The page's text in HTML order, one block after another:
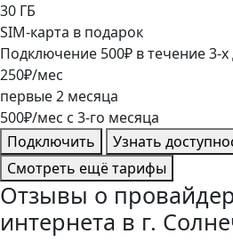
30 ГБ
SIM-карта в подарок
Подключение 500₽ в течение3-х
250₽/мес
первые2 месяца
500₽/мес c 3-го месяца
Подключить
Узнать
Смотреть ещё тарифы
Отзывы о
интернета в г.